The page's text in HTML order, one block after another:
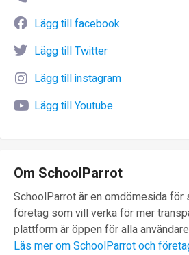
Lägg till facebook
Lägg till Twitter
Lägg till instagram
Lägg till Youtube
Om SchoolParrot
SchoolParrot är en omdömesida för
företag som vill verka för mer
plattform är öppen för alla
Läs mer om SchoolParrot och